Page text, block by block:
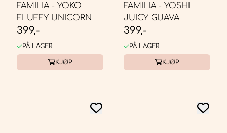
FAMILIA - YOKO
FLUFFY UNICORN
399,-
PÅ LAGER
KJØP
FAMILIA - YOSHI
JUICY GUAVA
399,-
PÅ LAGER
KJØP